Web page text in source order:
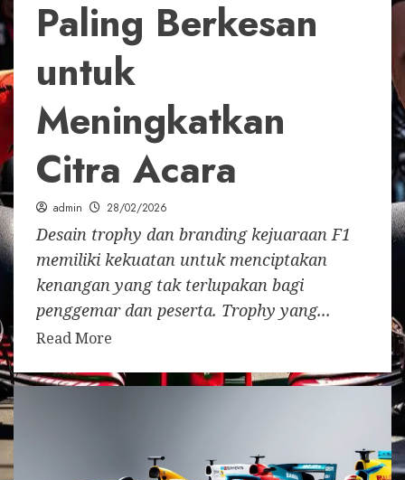
Paling Berkesan
untuk
Meningkatkan
Citra Acara
admin 28/02/2026
Desain trophy dan branding kejuaraan F1
memiliki kekuatan untuk menciptakan
kenangan yang tak terlupakan bagi
penggemar dan peserta. Trophy yang...
Read More